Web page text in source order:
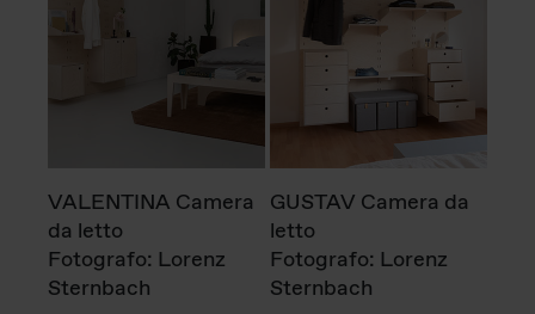
VALENTINA Camera
da letto
Fotografo: Lorenz
Sternbach
GUSTAV Camera da
letto
Fotografo: Lorenz
Sternbach